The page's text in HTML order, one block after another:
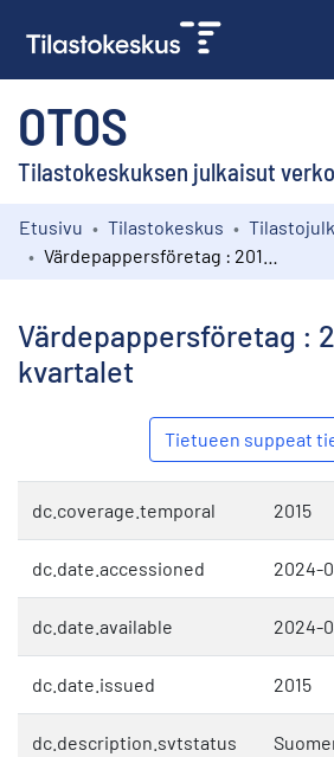
OTOS
Tilastokeskuksen julkaisut
Kokoelmat
Etusivu Tilastokeskus
Värdepappersföretag :
kvartalet
Tietueen suppeat
dc.coverage.temporal 2015
dc.date.accessioned 2024-
dc.date.available 2024-
dc.date.issued 2015
dc.description.svtstatus